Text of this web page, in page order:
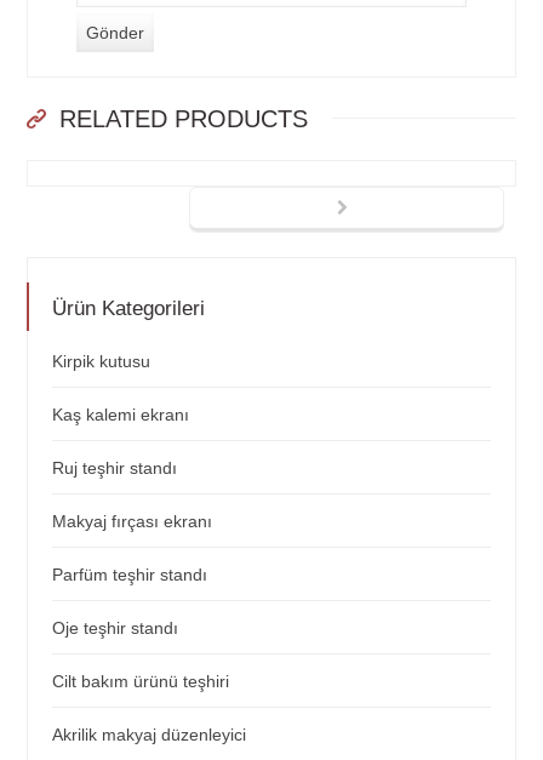
RELATED PRODUCTS
Ürün Kategorileri
Kirpik kutusu
Kaş kalemi ekranı
Ruj teşhir standı
Makyaj fırçası ekranı
Parfüm teşhir standı
Oje teşhir standı
Cilt bakım ürünü teşhiri
Akrilik makyaj düzenleyici